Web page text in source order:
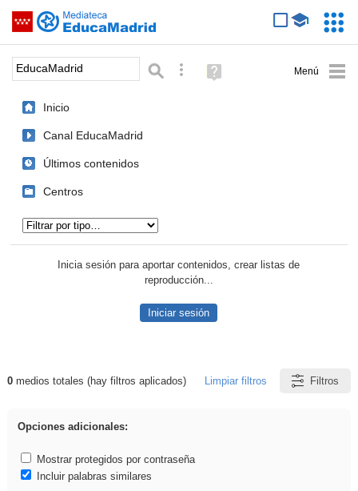
Saltar navegación
Palabra o frase: Búsqueda avanzada
Ayuda
(en
Inicio
Canal EducaMadrid
Últimos contenidos
Centros
Inicia sesión para aportar contenidos, crear listas de
reproducción...
Iniciar sesión
Resultados de: EducaMadrid
0medios totales (hay filtros aplicados) Limpiar filtros Filtros
Opciones adicionales:
Mostrar protegidos por contraseña
Incluir palabras similares